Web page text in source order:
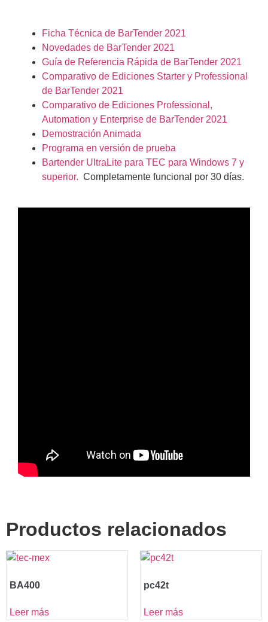
Ficha Técnica de BarTender 2021
Novedades de BarTender 2021
Guía de Referencia Rápida de BarTender 2021
Comparativo de Ediciones Starter y Professional
de BarTender 2021
Comparativo de Ediciones Professional,
Automation y Enterprise de BarTender 2021
Demostración Animada
Programa en versión de prueba
Bartender UltraLite para TEC para Windows 7 y
superior. Completamente funcional por 30 días.
Productos relacionados
BA400
Leer más
pc42t
Leer más